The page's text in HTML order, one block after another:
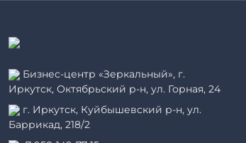
Бизнес-центр «Зеркальный», г.
Иркутск, Октябрьский р-н, ул. Горная, 24
г. Иркутск, Куйбышевский р-н, ул.
Баррикад, 218/2